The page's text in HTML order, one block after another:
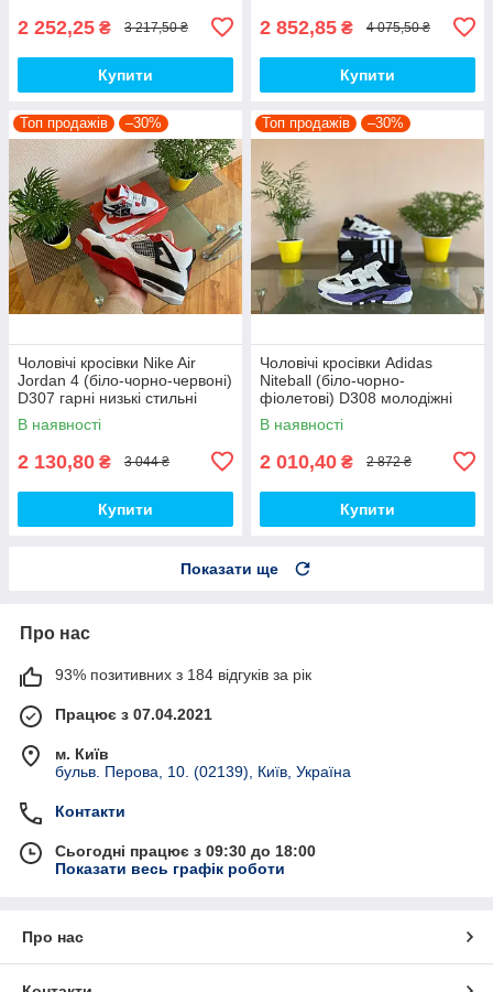
2 252,25 ₴ 3 217,50 ₴
Купити
2 852,85 ₴ 4 075,50 ₴
Купити
Топ продажів –30%
Чоловічі кросівки Nike Air
Jordan 4 (біло-чорно-червоні)
D307 гарні низькі стильні
кроси топ
В наявності
2 130,80 ₴ 3 044 ₴
Купити
Топ продажів –30%
Чоловічі кросівки Adidas
Niteball (біло-чорно-
фіолетові) D308 молодіжні
гарні демісезонні кроси топ
В наявності
2 010,40 ₴ 2 872 ₴
Купити
Показати ще
Про нас
93% позитивних з 184 відгуків за рік
Працює з 07.04.2021
м. Київ
бульв. Перова, 10. (02139), Київ, Україна
Контакти
Сьогодні працює з 09:30 до 18:00
Показати весь графік роботи
Про нас